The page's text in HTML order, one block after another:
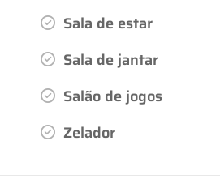
Sala de estar
Sala de jantar
Salão de jogos
Zelador